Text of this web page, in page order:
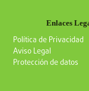
Enlaces
Política de Privacidad
Aviso Legal
Protección de datos